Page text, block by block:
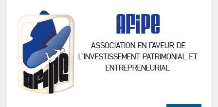
AFiPe
ASSOCIATION EN FAVEUR DE
L’INVESTISSEMENT PATRIMONIAL ET
ENTREPRENEURIAL